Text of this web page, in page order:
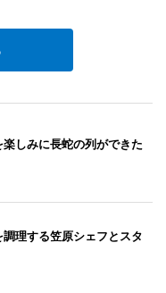
楽しみに長蛇の列ができた
調理する笠原シェフとスタ